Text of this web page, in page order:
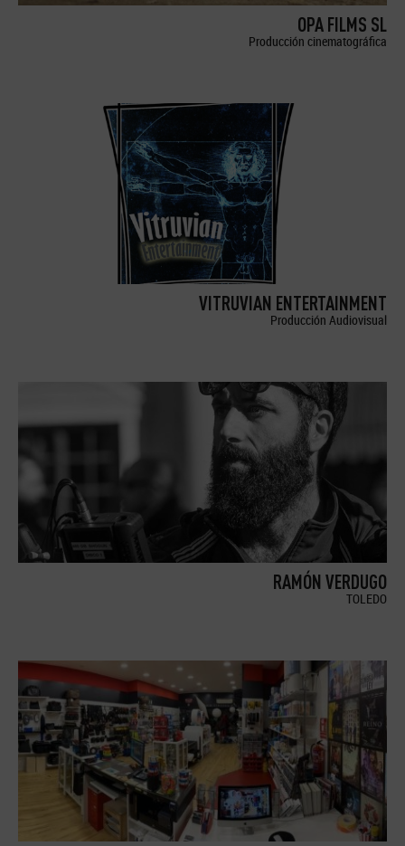
OPA FILMS SL
Producción cinematográfica
VITRUVIAN ENTERTAINMENT
Producción Audiovisual
RAMÓN VERDUGO
TOLEDO